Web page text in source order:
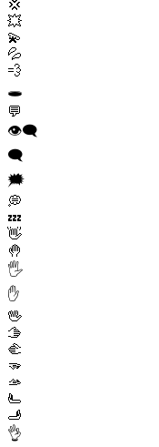
💢
💥
💫
💦
💨
🕳️
💬
👁️‍🗨️
🗨️
🗯️
💭
💤
👋
🤚
🖐️
✋
🖖
🫱
🫲
🫳
🫴
🫷
🫸
👌